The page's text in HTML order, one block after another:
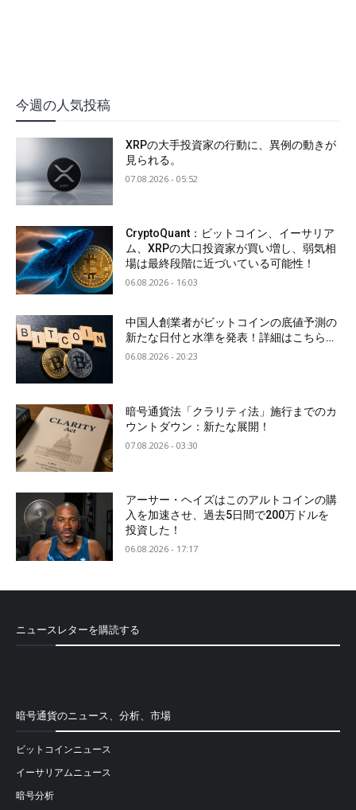
今週の人気投稿
XRPの大手投資家の行動に、異例の動きが
見られる。
07.08.2026 - 05:52
CryptoQuant：ビットコイン、イーサリア
ム、XRPの大口投資家が買い増し、弱気相
場は最終段階に近づいている可能性！
06.08.2026 - 16:03
中国人創業者がビットコインの底値予測の
新たな日付と水準を発表！詳細はこちら…
06.08.2026 - 20:23
暗号通貨法「クラリティ法」施行までのカ
ウントダウン：新たな展開！
07.08.2026 - 03:30
アーサー・ヘイズはこのアルトコインの購
入を加速させ、過去5日間で200万ドルを
投資した！
06.08.2026 - 17:17
ニュースレターを購読する
暗号通貨のニュース、分析、市場
ビットコインニュース
イーサリアムニュース
暗号分析